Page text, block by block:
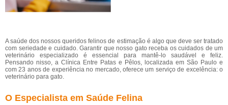
A saúde dos nossos queridos felinos de estimação é algo que deve ser tratado
com seriedade e cuidado. Garantir que nosso gato receba os cuidados de um
veterinário especializado é essencial para mantê-lo saudável e feliz.
Pensando nisso, a Clínica Entre Patas e Pêlos, localizada em São Paulo e
com 23 anos de experiência no mercado, oferece um serviço de excelência: o
veterinário para gato.
O Especialista em Saúde Felina